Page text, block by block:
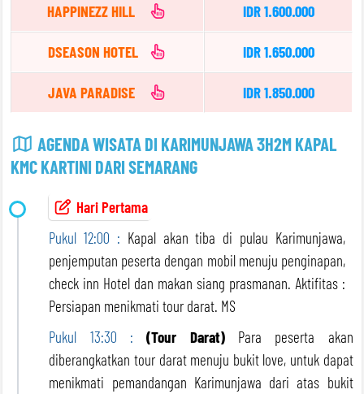
HAPPINEZZ HILL IDR 1.600.000
DSEASON HOTEL IDR 1.650.000
JAVA PARADISE IDR 1.850.000
AGENDA WISATA DI KARIMUNJAWA 3H2M KAPAL
KMC KARTINI DARI SEMARANG
Hari Pertama
Pukul 12:00 : Kapal akan tiba di pulau Karimunjawa,
penjemputan peserta dengan mobil menuju penginapan,
check inn Hotel dan makan siang prasmanan. Aktifitas :
Persiapan menikmati tour darat. MS
Pukul 13:30 :
(Tour Darat)Para peserta akan
diberangkatkan tour darat menuju bukit love, untuk dapat
menikmati pemandangan Karimunjawa dari atas bukit